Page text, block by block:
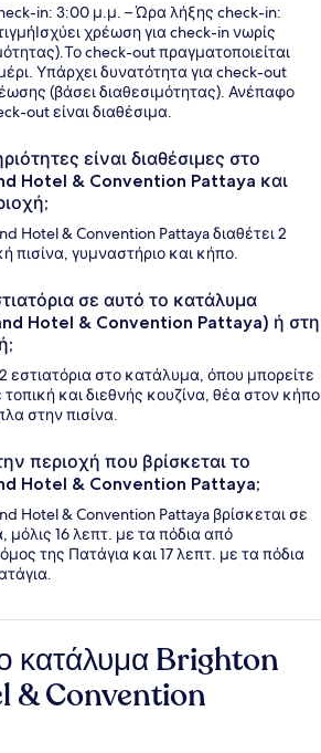
in: 3:00 μ.μ. – Ώρα λήξης check-in:
χρέωση για check-in νωρίς
check-out πραγματοποιείται
Υπάρχει δυνατότητα για check-out
(βάσει διαθεσιμότητας). Ανέπαφο
out είναι διαθέσιμα.
είναι διαθέσιμες στο
Hotel & Convention Pattaya και
Hotel & Convention Pattaya διαθέτει 2
πισίνα, γυμναστήριο και κήπο.
σε αυτό το κατάλυμα
Hotel & Convention Pattaya) ή στη
εστιατόρια στο κατάλυμα, όπου μπορείτε
και διεθνής κουζίνα, θέα στον κήπο
στην πισίνα.
περιοχή που βρίσκεται το
Hotel & Convention Pattaya;
Hotel & Convention Pattaya βρίσκεται σε
μόλις 16 λεπτ. με τα πόδια από
της Πατάγια και 17 λεπτ. με τα πόδια
κατάλυμα Brighton
& Convention